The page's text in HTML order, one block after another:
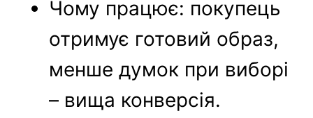
Чому працює: покупець
отримує готовий образ,
менше думок при виборі
– вища конверсія.